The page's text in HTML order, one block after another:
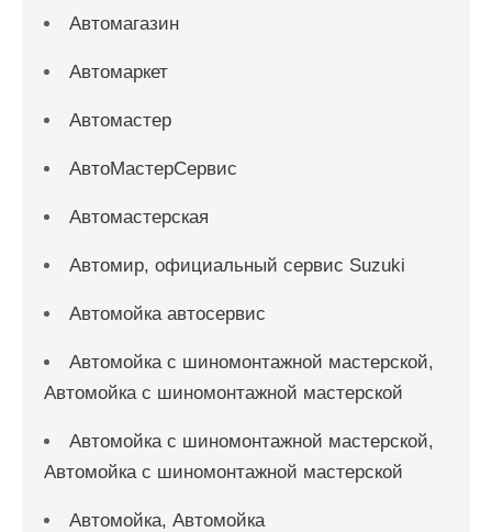
Автомагазин
Автомаркет
Автомастер
АвтоМастерСервис
Автомастерская
Автомир, официальный сервис Suzuki
Автомойка автосервис
Автомойка с шиномонтажной мастерской,
Автомойка с шиномонтажной мастерской
Автомойка с шиномонтажной мастерской,
Автомойка с шиномонтажной мастерской
Автомойка, Автомойка